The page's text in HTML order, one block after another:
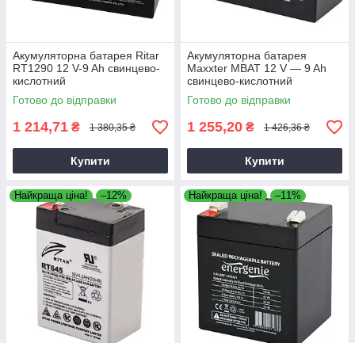
Акумуляторна батарея Ritar
RT1290 12 V-9 Ah свинцево-
кислотний
Готово до відправки
1 214,71 ₴ 1 380,35 ₴
Купити
Акумуляторна батарея
Maxxter MBAT 12 V — 9 Ah
свинцево-кислотний
Готово до відправки
1 255,20 ₴ 1 426,36 ₴
Купити
Найкраща ціна! –12% Найкраща ціна! –11%